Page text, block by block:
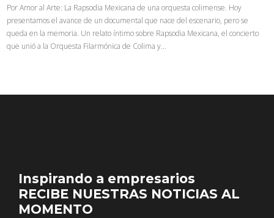
Por Amor al Arte: La Rapsodia Mexicana de una orquesta colimense. Hoy
presentamos el avance de un documental que nace del escenario, pero se
queda en la memoria. Un relato íntimo sobre Rapsodia Mexicana, el concierto
que unió a la Orquesta Filarmónica de Colima y…
Inspirando a empresarios
RECIBE NUESTRAS NOTICIAS AL
MOMENTO